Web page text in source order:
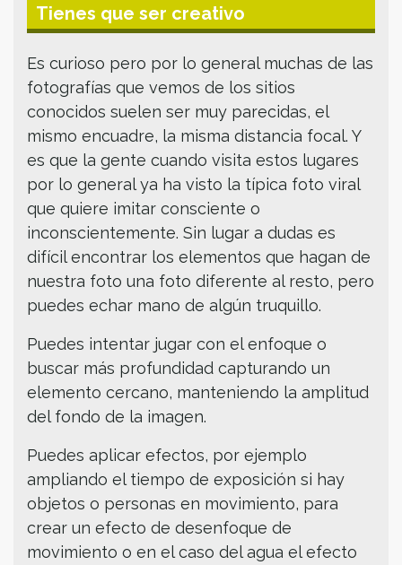
Tienes que ser creativo
Es curioso pero por lo general muchas de las
fotografías que vemos de los sitios
conocidos suelen ser muy parecidas, el
mismo encuadre, la misma distancia focal. Y
es que la gente cuando visita estos lugares
por lo general ya ha visto la típica foto viral
que quiere imitar consciente o
inconscientemente. Sin lugar a dudas es
difícil encontrar los elementos que hagan de
nuestra foto una foto diferente al resto, pero
puedes echar mano de algún truquillo.
Puedes intentar jugar con el enfoque o
buscar más profundidad capturando un
elemento cercano, manteniendo la amplitud
del fondo de la imagen.
Puedes aplicar efectos, por ejemplo
ampliando el tiempo de exposición si hay
objetos o personas en movimiento, para
crear un efecto de desenfoque de
movimiento o en el caso del agua el efecto